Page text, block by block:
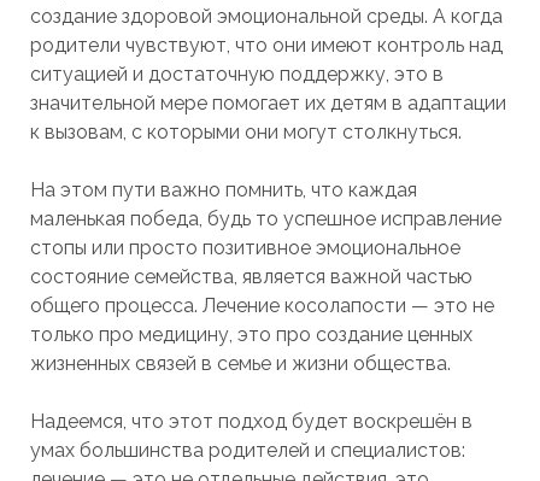
создание здоровой эмоциональной среды. А когда
родители чувствуют, что они имеют контроль над
ситуацией и достаточную поддержку, это в
значительной мере помогает их детям в адаптации
к вызовам, с которыми они могут столкнуться.
На этом пути важно помнить, что каждая
маленькая победа, будь то успешное исправление
стопы или просто позитивное эмоциональное
состояние семейства, является важной частью
общего процесса. Лечение косолапости — это не
только про медицину, это про создание ценных
жизненных связей в семье и жизни общества.
Надеемся, что этот подход будет воскрешён в
умах большинства родителей и специалистов: